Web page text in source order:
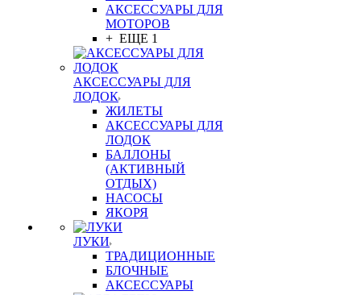
АКСЕССУАРЫ ДЛЯ
МОТОРОВ
+ ЕЩЕ 1
АКСЕССУАРЫ ДЛЯ
ЛОДОК
ЖИЛЕТЫ
АКСЕССУАРЫ ДЛЯ
ЛОДОК
БАЛЛОНЫ
(АКТИВНЫЙ
ОТДЫХ)
НАСОСЫ
ЯКОРЯ
ЛУКИ
ТРАДИЦИОННЫЕ
БЛОЧНЫЕ
АКСЕССУАРЫ